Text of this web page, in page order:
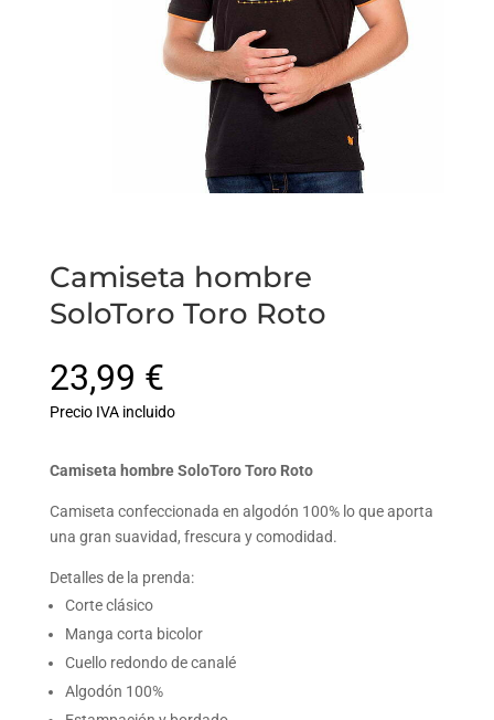
Camiseta hombre
SoloToro Toro Roto
23,99 €
Precio IVA incluido
Camiseta hombre SoloToro Toro Roto
Camiseta confeccionada en algodón 100% lo que aporta
una gran suavidad, frescura y comodidad.
Detalles de la prenda:
Corte clásico
Manga corta bicolor
Cuello redondo de canalé
Algodón 100%